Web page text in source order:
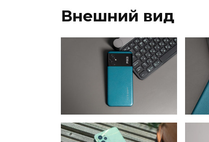
Внешний вид